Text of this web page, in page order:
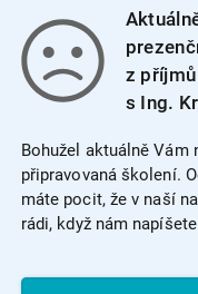
z
s Ing.
Bohužel aktuálně Vám
připravovaná školení.
máte pocit, že v naší
rádi, když nám